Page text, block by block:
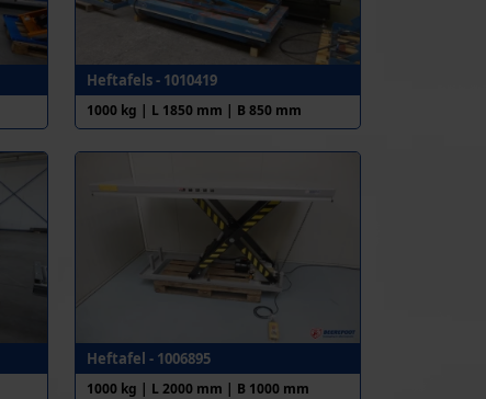
Heftafels - 1010419
1000 kg | L 1850 mm | B 850 mm
Heftafel - 1006895
1000 kg | L 2000 mm | B 1000 mm